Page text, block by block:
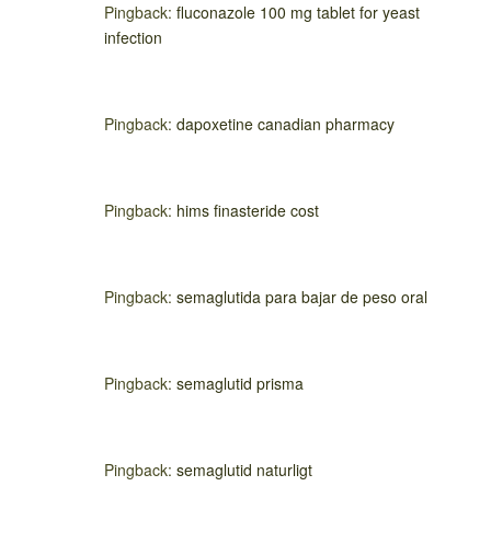
Pingback: fluconazole 100 mg tablet for yeast
infection
Pingback: dapoxetine canadian pharmacy
Pingback: hims finasteride cost
Pingback: semaglutida para bajar de peso oral
Pingback: semaglutid prisma
Pingback: semaglutid naturligt